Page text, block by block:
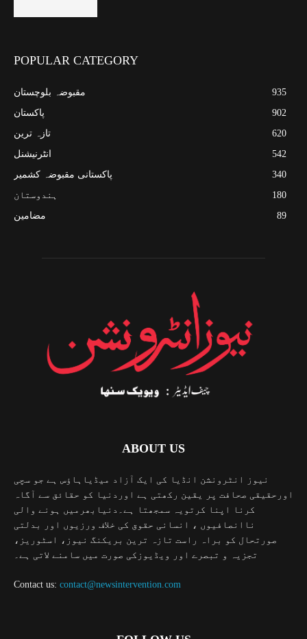
POPULAR CATEGORY
مقبوضہ بلوچستان
935
پاکستان
902
تازہ ترین
620
انٹرنیشنل
542
پاکستانی مقبوضہ کشمیر
340
ہندوستان
180
مضامین
89
ABOUT US
نیوز انٹرونشن انڈیا کی ایک آزاد میڈیاہاؤس ہے جو سچی
اورحقیقی صحافت پر یقین رکھتی ہے اوردنیا کو حقائق سے آگاہ
کرنا اپنا کرتویہ سمجھتا ہے۔دنیابھرمیں ہونے والی
ناانصافیوں ، انسانی حقوق کی خلاف ورزیوں اور بدلتی
صورتحال کو براہ راست تازہ ترین بریکنگ نیوز، اسٹوریز،
تجزیہ و تبصرے اور ویڈیوزکی صورت میں سامنے لاتی ہے۔
Contact us: contact@newsintervention.com